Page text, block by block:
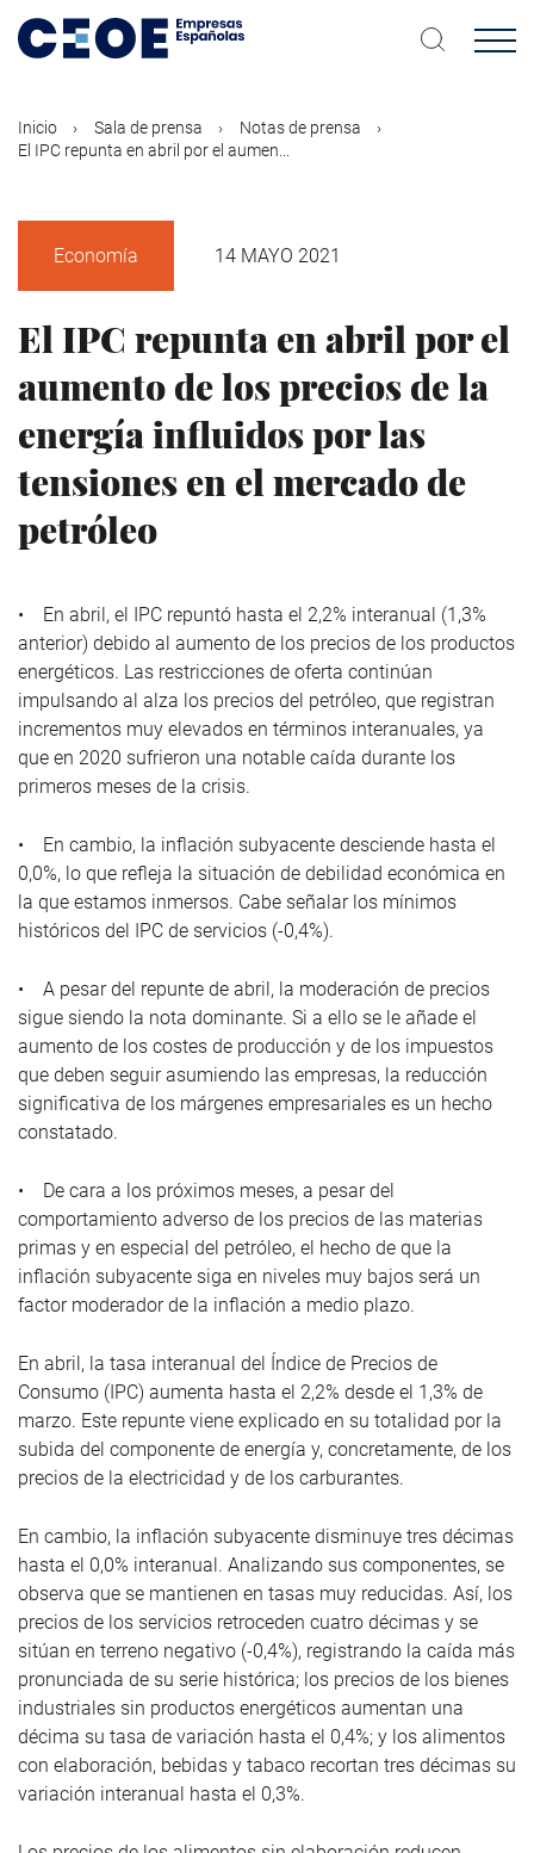
contenido
Inicio Sala de prensa
Notas de prensa
El IPC repunta en abril por el aumen...
Economía 14 MAYO 2021
El IPC repunta en abril por el
aumento de los precios de la
energía influidos por las
tensiones en el mercado de
petróleo
• En abril, el IPC repuntó hasta el 2,2% interanual (1,3%
anterior) debido al aumento de los precios de los productos
energéticos. Las restricciones de oferta continúan
impulsando al alza los precios del petróleo, que registran
incrementos muy elevados en términos interanuales, ya
que en 2020 sufrieron una notable caída durante los
primeros meses de la crisis.
• En cambio, la inflación subyacente desciende hasta el
0,0%, lo que refleja la situación de debilidad económica en
la que estamos inmersos. Cabe señalar los mínimos
históricos del IPC de servicios (-0,4%).
• A pesar del repunte de abril, la moderación de precios
sigue siendo la nota dominante. Si a ello se le añade el
aumento de los costes de producción y de los impuestos
que deben seguir asumiendo las empresas, la reducción
significativa de los márgenes empresariales es un hecho
constatado.
• De cara a los próximos meses, a pesar del
comportamiento adverso de los precios de las materias
primas y en especial del petróleo, el hecho de que la
inflación subyacente siga en niveles muy bajos será un
factor moderador de la inflación a medio plazo.
En abril, la tasa interanual del Índice de Precios de
Consumo (IPC) aumenta hasta el 2,2% desde el 1,3% de
marzo. Este repunte viene explicado en su totalidad por la
subida del componente de energía y, concretamente, de los
precios de la electricidad y de los carburantes.
En cambio, la inflación subyacente disminuye tres décimas
hasta el 0,0% interanual. Analizando sus componentes, se
observa que se mantienen en tasas muy reducidas. Así, los
precios de los servicios retroceden cuatro décimas y se
sitúan en terreno negativo (-0,4%), registrando la caída más
pronunciada de su serie histórica; los precios de los bienes
industriales sin productos energéticos aumentan una
décima su tasa de variación hasta el 0,4%; y los alimentos
con elaboración, bebidas y tabaco recortan tres décimas su
variación interanual hasta el 0,3%.